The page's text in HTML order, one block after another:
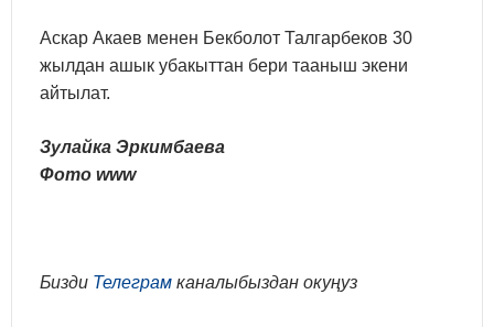
Аскар Акаев менен Бекболот Талгарбеков 30
жылдан ашык убакыттан бери тааныш экени
айтылат.
Зулайка Эркимбаева
Фото www
Бизди Телеграм каналыбыздан окуңуз